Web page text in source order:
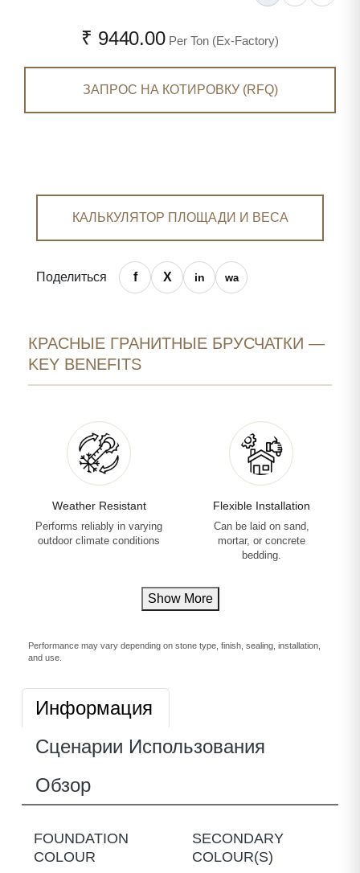
₹ 9440.00 Per Ton (Ex-Factory)
ЗАПРОС НА КОТИРОВКУ (RFQ)
КАЛЬКУЛЯТОР ПЛОЩАДИ И ВЕСА
Поделиться
КРАСНЫЕ ГРАНИТНЫЕ БРУСЧАТКИ —
KEY BENEFITS
Weather Resistant
Performs reliably in varying
outdoor climate conditions
Flexible Installation
Can be laid on sand,
mortar, or concrete
bedding.
Show More
Performance may vary depending on stone type, finish, sealing, installation,
and use.
Информация
Сценарии Использования
Обзор
FOUNDATION
COLOUR
SECONDARY
COLOUR(S)